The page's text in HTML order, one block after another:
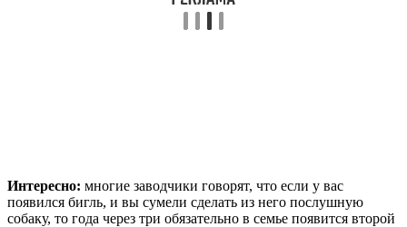
Интересно: многие заводчики говорят, что если у вас
появился бигль, и вы сумели сделать из него послушную
собаку, то года через три обязательно в семье появится второй